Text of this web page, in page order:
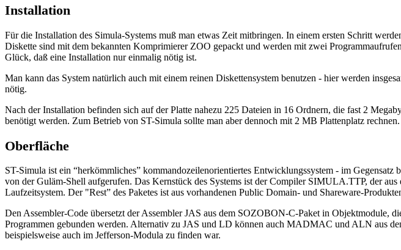
Installation
Für die Installation des Simula-Systems muß man etwas Zeit mitbringen. In einem ersten Schritt
Diskette sind mit dem bekannten Komprimierer ZOO gepackt und werden mit zwei
Glück, daß eine Installation nur einmalig nötig ist.
Man kann das System natürlich auch mit einem reinen Diskettensystem benutzen - hier werden
nötig.
Nach der Installation befinden sich auf der Platte nahezu 225 Dateien in 16 Ordnern, die fast 2
benötigt werden. Zum Betrieb von ST-Simula sollte man aber dennoch mit 2 MB Plattenplatz rechnen.
Oberfläche
ST-Simula ist ein “herkömmliches” kommandozeilenorientiertes Entwicklungssystem - im
von der Guläm-Shell aufgerufen. Das Kernstück des Systems ist der Compiler SIMULA.TTP, der
Laufzeitsystem. Der "Rest” des Paketes ist aus vorhandenen Public Domain- und Shareware-
Den Assembler-Code übersetzt der Assembler JAS aus dem SOZOBON-C-Paket in
Programmen gebunden werden. Alternativ zu JAS und LD können auch MADMAC und ALN aus
beispielsweise auch im Jefferson-Modula zu finden war.